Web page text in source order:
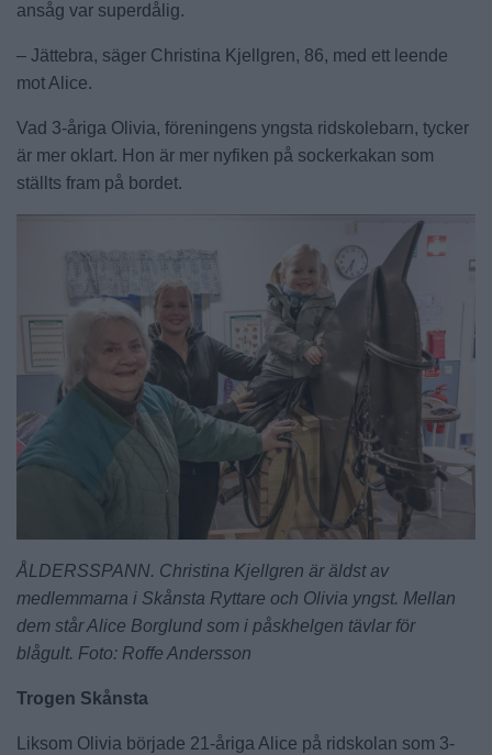
ansåg var superdålig.
– Jättebra, säger Christina Kjellgren, 86, med ett leende
mot Alice.
Vad 3-åriga Olivia, föreningens yngsta ridskolebarn, tycker
är mer oklart. Hon är mer nyfiken på sockerkakan som
ställts fram på bordet.
ÅLDERSSPANN. Christina Kjellgren är äldst av
medlemmarna i Skånsta Ryttare och Olivia yngst. Mellan
dem står Alice Borglund som i påskhelgen tävlar för
blågult. Foto: Roffe Andersson
Trogen Skånsta
Liksom Olivia började 21-åriga Alice på ridskolan som 3-